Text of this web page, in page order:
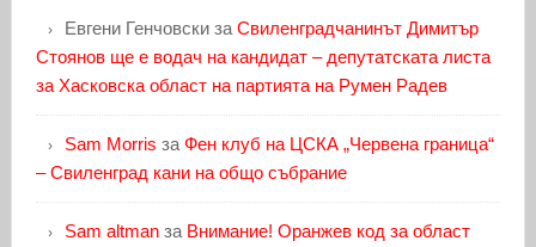
Евгени Генчовскиза Свиленградчанинът Димитър
Стоянов ще е водач на кандидат – депутатската листа
за Хасковска област на партията на Румен Радев
Sam Morris за Фен клуб на ЦСКА „Червена граница“
– Свиленград кани на общо събрание
Sam altmanза Внимание! Оранжев код за област